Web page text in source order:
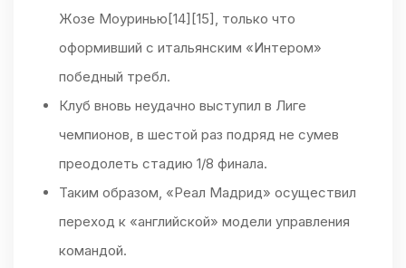
Жозе Моуринью[14][15], только что
оформивший с итальянским «Интером»
победный требл.
Клуб вновь неудачно выступил в Лиге
чемпионов, в шестой раз подряд не сумев
преодолеть стадию 1/8 финала.
Таким образом, «Реал Мадрид» осуществил
переход к «английской» модели управления
командой.